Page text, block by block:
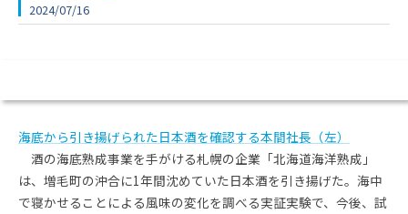
2024/07/16
海底から引き揚げられた日本酒を確認する本間社長（左）
酒の海底熟成事業を手がける札幌の企業「北海道海洋熟成」
は、増毛町の沖合に1年間沈めていた日本酒を引き揚げた。海中
で寝かせることによる風味の変化を調べる実証実験で、今後、試